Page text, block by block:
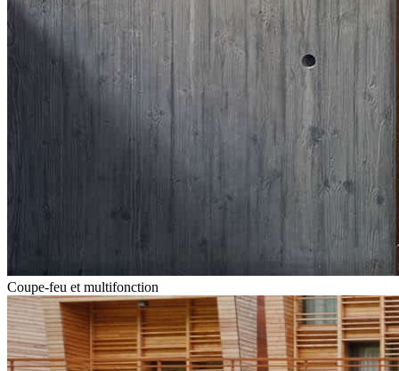
Coupe-feu et multifonction